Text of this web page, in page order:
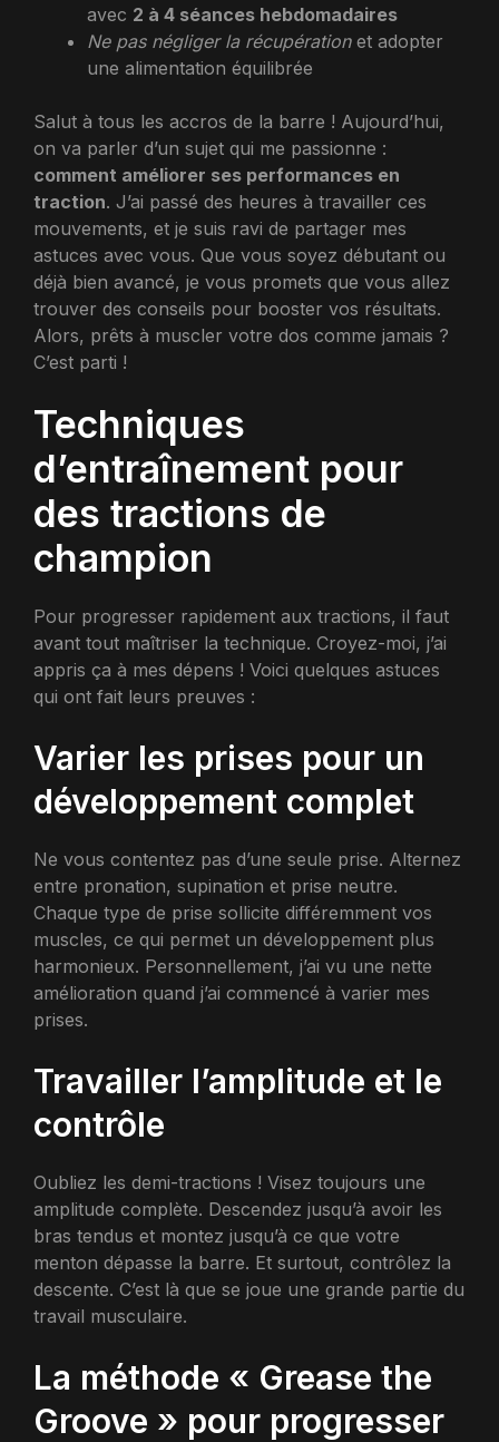
avec 2 à 4 séances hebdomadaires
Ne pas négliger la récupérationet adopter
une alimentation équilibrée
Salut à tous les accros de la barre ! Aujourd’hui,
on va parler d’un sujet qui me passionne :
comment améliorer ses performances en
traction. J’ai passé des heures à travailler ces
mouvements, et je suis ravi de partager mes
astuces avec vous. Que vous soyez débutant ou
déjà bien avancé, je vous promets que vous allez
trouver des conseils pour booster vos résultats.
Alors, prêts à muscler votre dos comme jamais ?
C’est parti !
Techniques
d’entraînement pour
des tractions de
champion
Pour progresser rapidement aux tractions, il faut
avant tout maîtriser la technique. Croyez-moi, j’ai
appris ça à mes dépens ! Voici quelques astuces
qui ont fait leurs preuves :
Varier les prises pour un
développement complet
Ne vous contentez pas d’une seule prise. Alternez
entre pronation, supination et prise neutre.
Chaque type de prise sollicite différemment vos
muscles, ce qui permet un développement plus
harmonieux. Personnellement, j’ai vu une nette
amélioration quand j’ai commencé à varier mes
prises.
Travailler l’amplitude et le
contrôle
Oubliez les demi-tractions ! Visez toujours une
amplitude complète. Descendez jusqu’à avoir les
bras tendus et montez jusqu’à ce que votre
menton dépasse la barre. Et surtout, contrôlez la
descente. C’est là que se joue une grande partie du
travail musculaire.
La méthode « Grease the
Groove » pour progresser